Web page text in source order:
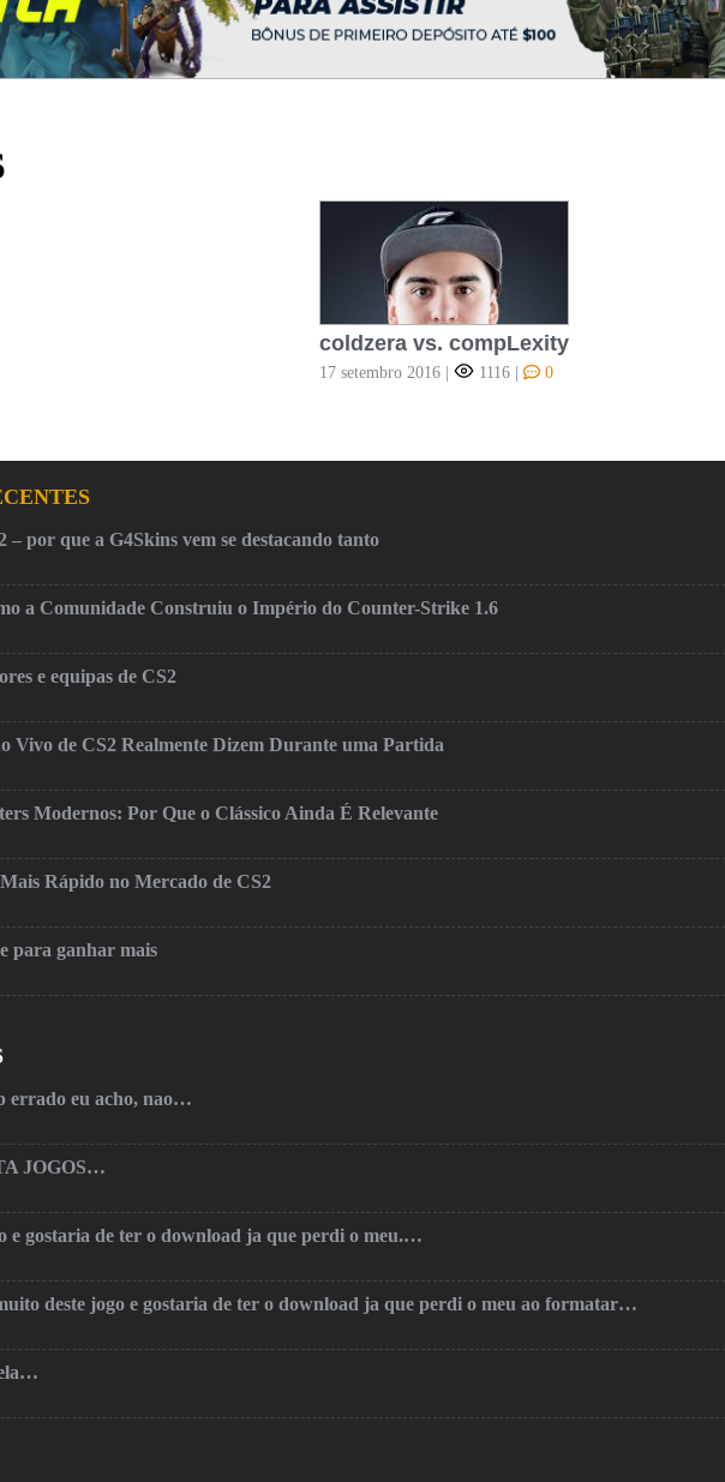
coldzera vs. compLexity
17 setembro 2016 | 1116 | 0
– por que a G4Skins vem se destacando tanto
a Comunidade Construiu o Império do Counter-Strike 1.6
e equipas de CS2
Vivo de CS2 Realmente Dizem Durante uma Partida
Modernos: Por Que o Clássico Ainda É Relevante
Rápido no Mercado de CS2
para ganhar mais
errado eu acho, nao…
JOGOS…
e gostaria de ter o download ja que perdi o meu.…
deste jogo e gostaria de ter o download ja que perdi o meu ao formatar…